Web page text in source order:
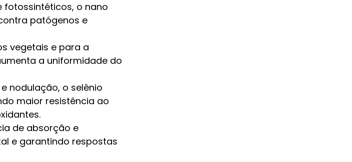
fotossintéticos, o nano
patógenos e
vegetais e para a
a uniformidade do
nodulação, o selênio
maior resistência ao
de absorção e
e garantindo respostas